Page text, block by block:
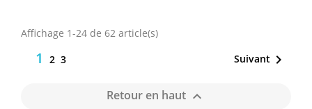
Affichage 1-24 de 62 article(s)
1 2 3 Suivant 
Retour en haut 